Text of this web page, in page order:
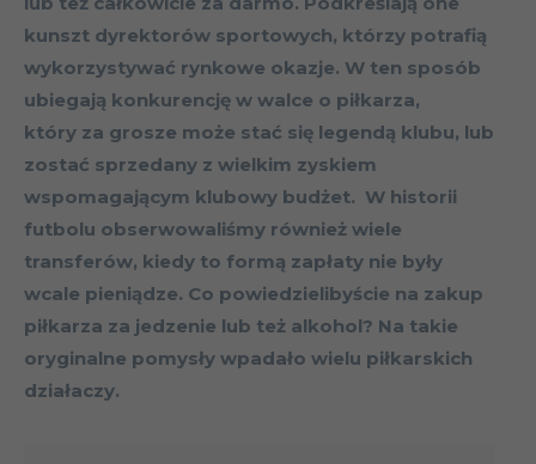
kunszt dyrektorów sportowych, którzy potrafią
wykorzystywać rynkowe okazje. W ten sposób
ubiegają konkurencję w walce o piłkarza,
który za grosze może stać się legendą klubu, lub
zostać sprzedany z wielkim zyskiem
wspomagającym klubowy budżet. W historii
futbolu obserwowaliśmy również wiele
transferów, kiedy to formą zapłaty nie były
wcale pieniądze. Co powiedzielibyście na zakup
piłkarza za jedzenie lub też alkohol? Na takie
oryginalne pomysły wpadało wielu piłkarskich
działaczy.